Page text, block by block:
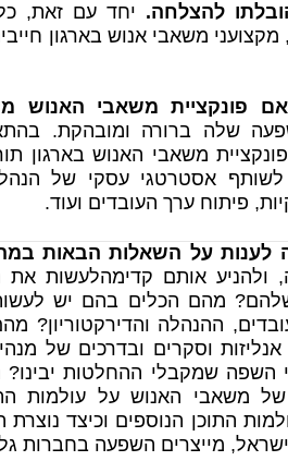
להצלחה. יחד עם זאת,
מקצועני משאבי אנוש בארגון
פונקציית משאבי האנוש
שלה ברורה ומובהקת.
משאבי האנוש בארגון
אסטרטגי עסקי של
פיתוח ערך העובדים ועוד.
לענות על השאלות הבאות
שלהם? מהם הכלים בהם יש
ההנהלה והדירקטוריון?
וסקרים ובדרכים של
השפה שמקבלי ההחלטות
משאבי האנוש על עולמות
התוכן הנוספים וכיצד
מייצרים השפעה בחברות